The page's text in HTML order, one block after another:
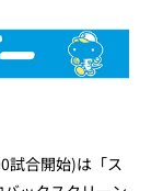
試合開始)は「ス